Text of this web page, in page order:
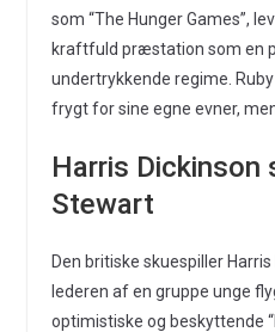
som “The Hunger Games”,
kraftfuld præstation som en
undertrykkende regime.
frygt for sine egne evner,
Harris Dickinson
Stewart
Den britiske skuespiller
lederen af en gruppe unge
optimistiske og beskyttende